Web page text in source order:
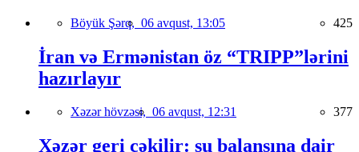
Böyük Şərq, 06 avqust, 13:05 425
İran və Ermənistan öz “TRIPP”lərini
hazırlayır
Xəzər hövzəsi, 06 avqust, 12:31 377
Xəzər geri çəkilir: su balansına dair